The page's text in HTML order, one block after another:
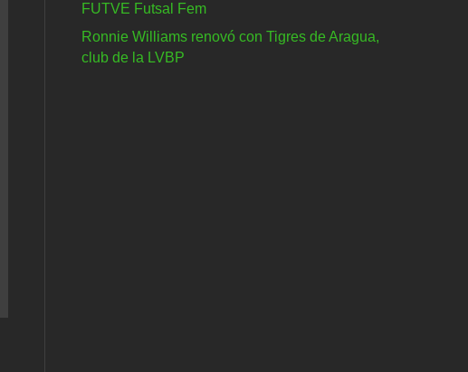
FUTVE Futsal Fem
Ronnie Williams renovó con Tigres de Aragua,
club de la LVBP